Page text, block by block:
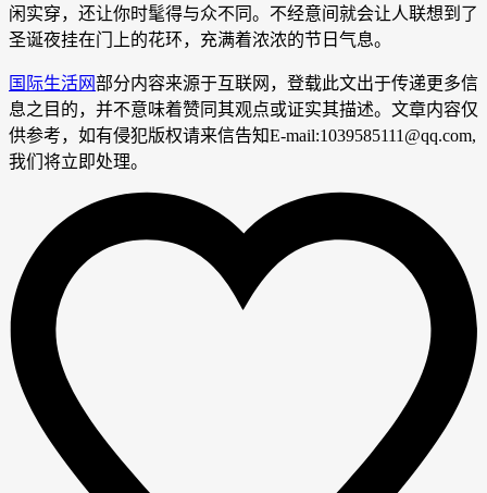
闲实穿，还让你时髦得与众不同。不经意间就会让人联想到了
圣诞夜挂在门上的花环，充满着浓浓的节日气息。
国际生活网部分内容来源于互联网，登载此文出于传递更多信
息之目的，并不意味着赞同其观点或证实其描述。文章内容仅
供参考，如有侵犯版权请来信告知E-mail:1039585111@qq.com,
我们将立即处理。